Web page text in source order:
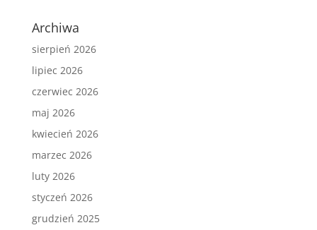
Archiwa
sierpień 2026
lipiec 2026
czerwiec 2026
maj 2026
kwiecień 2026
marzec 2026
luty 2026
styczeń 2026
grudzień 2025